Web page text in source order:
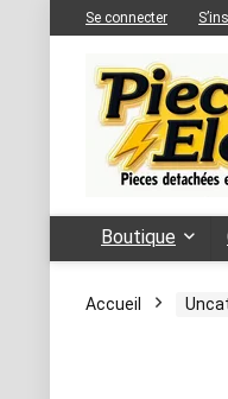
Se connecter
Boutique
Accueil